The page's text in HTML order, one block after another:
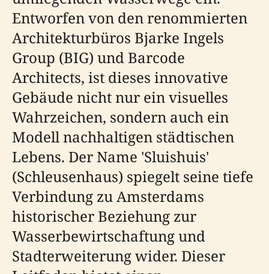
Entworfen von den renommierten
Architekturbüros Bjarke Ingels
Group (BIG) und Barcode
Architects, ist dieses innovative
Gebäude nicht nur ein visuelles
Wahrzeichen, sondern auch ein
Modell nachhaltigen städtischen
Lebens. Der Name 'Sluishuis'
(Schleusenhaus) spiegelt seine tiefe
Verbindung zu Amsterdams
historischer Beziehung zur
Wasserbewirtschaftung und
Stadterweiterung wider. Dieser